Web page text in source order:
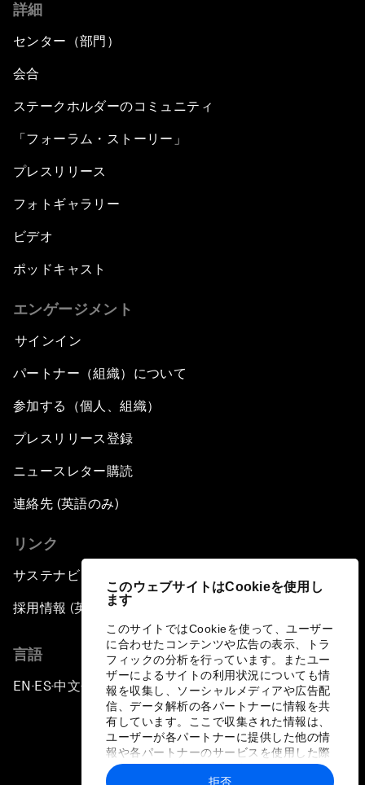
このウェブサイトはCookieを使用し
ます
このサイトではCookieを使って、ユーザー
に合わせたコンテンツや広告の表示、トラ
フィックの分析を行っています。またユー
ザーによるサイトの利用状況についても情
報を収集し、ソーシャルメディアや広告配
信、データ解析の各パートナーに情報を共
有しています。ここで収集された情報は、
ユーザーが各パートナーに提供した他の情
報や各パートナーのサービスを使用した際
に収集された情報と組み合わされ、各パー
拒否
詳細
センター（部門）
会合
ステークホルダーのコミュニティ
「フォーラム・ストーリー」
プレスリリース
フォトギャラリー
ビデオ
ポッドキャスト
エンゲージメント
サインイン
パートナー（組織）について
参加する（個人、組織）
プレスリリース登録
ニュースレター購読
連絡先 (英語のみ)
リンク
サステナビリティへの取り組み
採用情報 (英語のみ)
言語
EN ▪ ES▪中文▪ 日本語